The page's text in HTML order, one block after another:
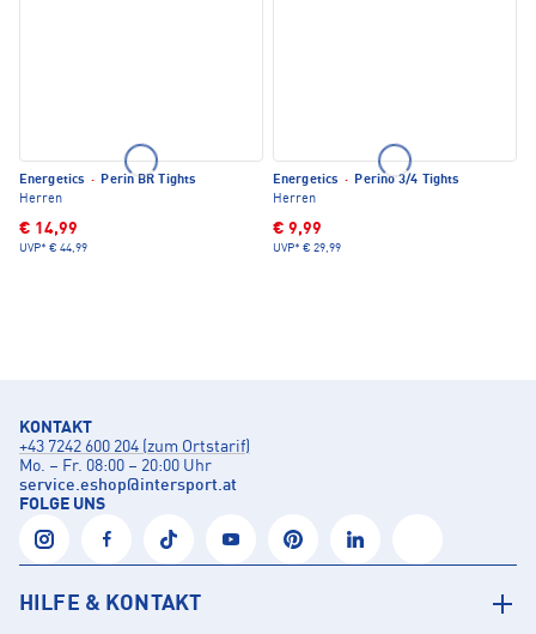
Energetics · Perin BR Tights
Herren
€ 14,99
UVP* € 44,99
Energetics · Perino 3/4 Tights
Herren
€ 9,99
UVP* € 29,99
KONTAKT
+43 7242 600 204 (zum Ortstarif)
Mo. – Fr. 08:00 – 20:00 Uhr
service.eshop@intersport.at
FOLGE UNS
HILFE & KONTAKT